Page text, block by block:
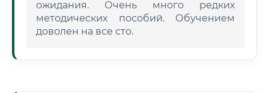
ожидания. Очень много редких
методических пособий. Обучением
доволен на все сто.